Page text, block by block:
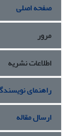
صفحه اصلی
مرور
اطلاعات نشریه
راهنمای
ارسال مقاله